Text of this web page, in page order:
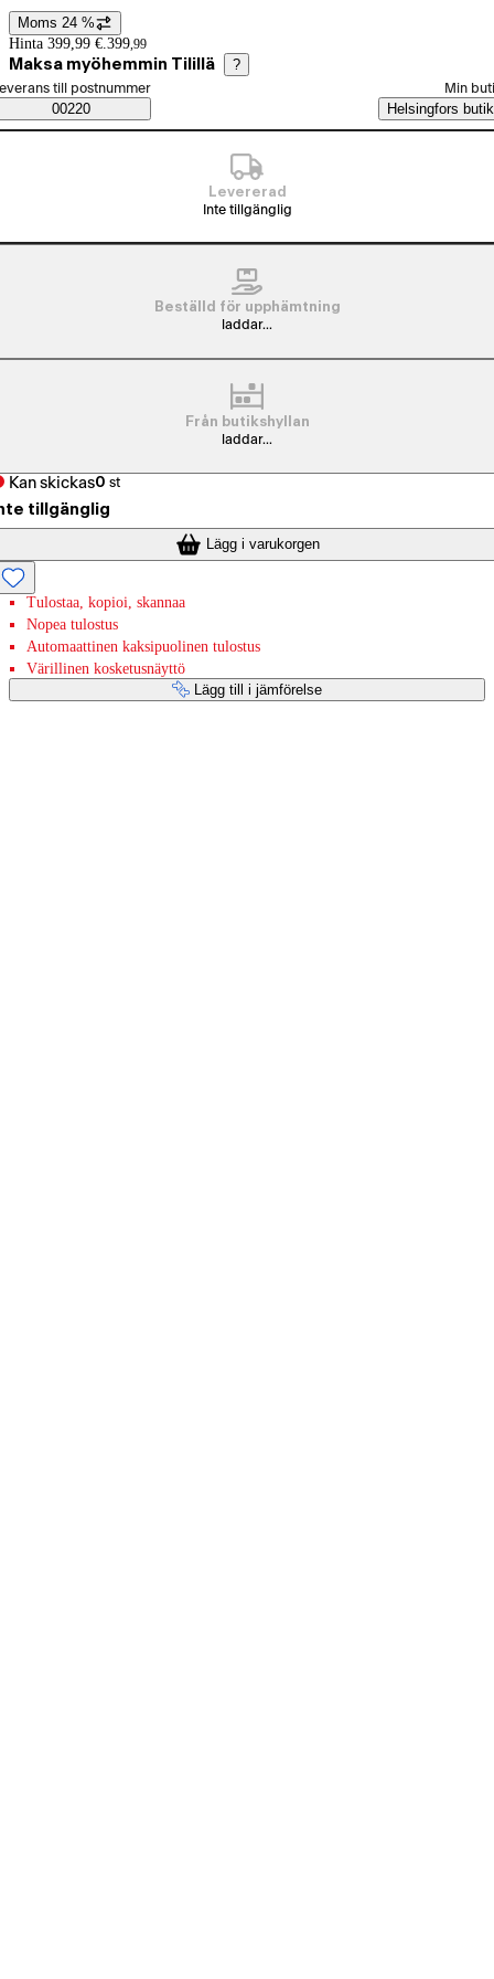
Prisinformation
Moms 24 %
Hinta 399,99 €. 399,99
Maksa myöhemmin Tilillä ?
Saatavuustiedot
beställningssätt
till postnummer
00220
Min
Helsingfors butik
Levererad
Inte tillgänglig
Beställd för upphämtning
laddar...
Från butikshyllan
laddar...
Kan skickas0 st
tillgänglig
Lägg i varukorgen
Tulostaa, kopioi, skannaa
Nopea tulostus
Automaattinen kaksipuolinen tulostus
Värillinen kosketusnäyttö
Lägg till i jämförelse